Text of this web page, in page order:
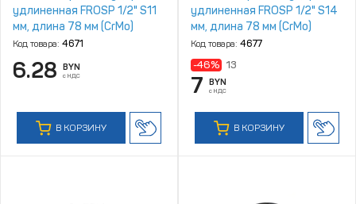
удлиненная FROSP 1/2" S11
мм, длина 78 мм (CrMo)
Код товара: 4671
6.28 BYN
с НДС
В КОРЗИНУ
удлиненная FROSP 1/2" S14
мм, длина 78 мм (CrMo)
Код товара: 4677
-46% 13
7 BYN
с НДС
В КОРЗИНУ